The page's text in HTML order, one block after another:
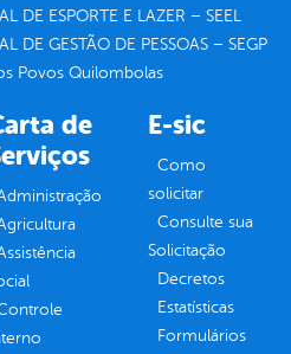
DE ESPORTE E LAZER – SEEL
DE GESTÃO DE PESSOAS – SEGP
Povos Quilombolas
de
E-sic
Como
solicitar
Consulte sua
Solicitação
Decretos
Estatísticas
Formulários